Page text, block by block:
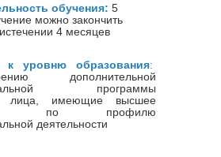
обучения: 5
можно закончить
4 месяцев
к уровню образования:
дополнительной
программы
лица, имеющие высшее
по профилю
деятельности